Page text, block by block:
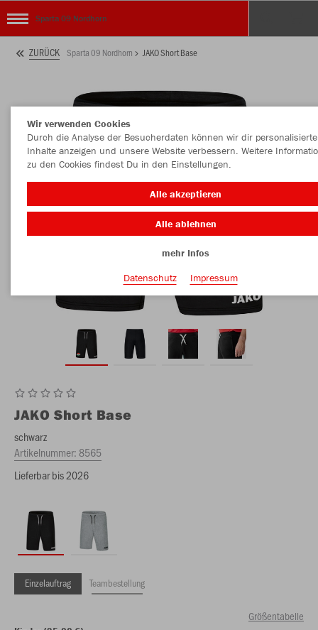
Sparta 09 Nordhorn
ZURÜCK Sparta 09 Nordhorn JAKO Short Base
JAKO Short Base
schwarz
Artikelnummer:8565
Lieferbar bis 2026
Einzelauftrag Teambestellung
Größentabelle
Wir verwenden Cookies
Durch die Analyse der Besucherdaten können wir dir personalisierte
Inhalte anzeigen und unsere Website verbessern. Weitere
zu den Cookies findest Du in den Einstellungen.
Alle akzeptieren
Alle ablehnen
mehr Infos
Datenschutz
Impressum